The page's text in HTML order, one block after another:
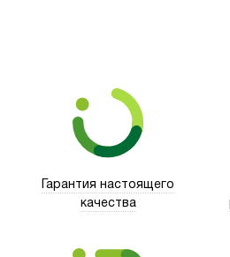
Гарантия настоящего
качества